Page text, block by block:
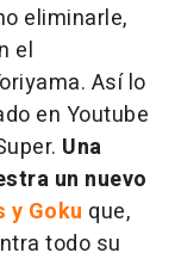
eliminarle,
el
Así lo
en Youtube
Una
un nuevo
y Goku que,
todo su